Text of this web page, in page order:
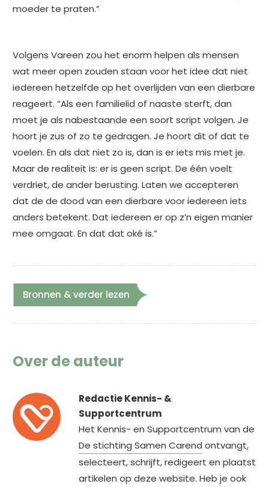
moeder te praten.”
Volgens Vareen zou het enorm helpen als mensen
wat meer open zouden staan voor het idee dat niet
iedereen hetzelfde op het overlijden van een dierbare
reageert. “Als een familielid of naaste sterft, dan
moet je als nabestaande een soort script volgen. Je
hoort je zus of zo te gedragen. Je hoort dit of dat te
voelen. En als dat niet zo is, dan is er iets mis met je.
Maar de realiteit is: er is geen script. De één voelt
verdriet, de ander berusting. Laten we accepteren
dat de de dood van een dierbare voor iedereen iets
anders betekent. Dat iedereen er op z’n eigen manier
mee omgaat. En dat dat oké is.”
Bronnen & verder lezen
Over de auteur
Redactie Kennis- &
Supportcentrum
Het Kennis- en Supportcentrum van de
De stichting Samen Carend ontvangt,
selecteert, schrijft, redigeert en plaatst
artikelen op deze website. Heb je ook